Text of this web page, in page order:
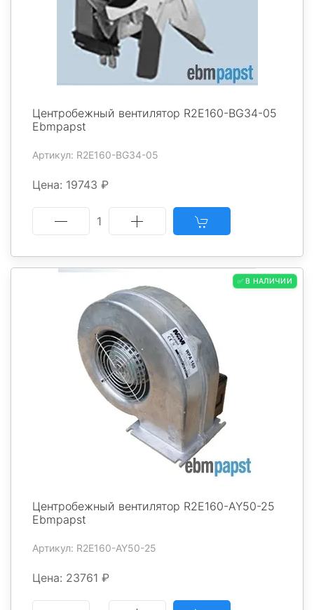
Центробежный вентилятор R2E160-BG34-05
Ebmpapst
Артикул: R2E160-BG34-05
Цена: 19743 ₽
1
✅ В НАЛИЧИИ
Центробежный вентилятор R2E160-AY50-25
Ebmpapst
Артикул: R2E160-AY50-25
Цена: 23761 ₽